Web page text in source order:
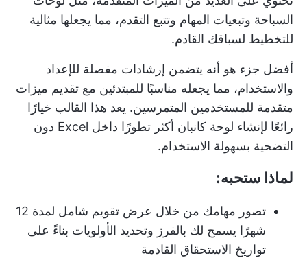
السباحة وتبعيات المهام وتتبع التقدم، مما يجعلها مثالية
للتخطيط لسباقك القادم.
أفضل جزء هو أنه يتضمن إرشادات مفصلة للإعداد
والاستخدام، مما يجعله مناسبًا للمبتدئين مع تقديم ميزات
متقدمة للمستخدمين المتمرسين. يعد هذا القالب خيارًا
رائعًا لإنشاء لوحة كانبان أكثر تطورًا داخل Excel دون
التضحية بسهولة الاستخدام.
لماذا ستحبه:
تصور مهامك من خلال عرض تقويم شامل لمدة 12
شهرًا يسمح لك بالفرز وتحديد الأولويات بناءً على
تواريخ الاستحقاق القادمة